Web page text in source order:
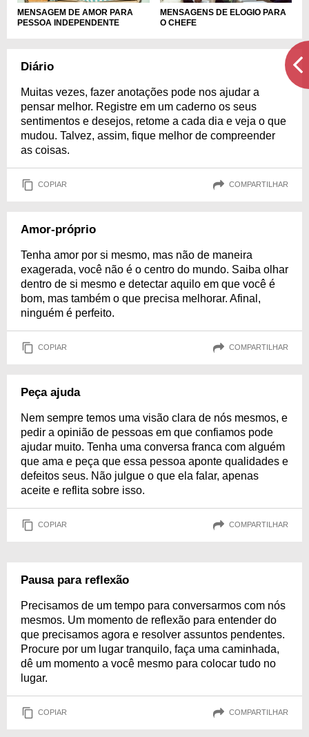
MENSAGEM DE AMOR PARA
PESSOA INDEPENDENTE
MENSAGENS DE ELOGIO PARA
O CHEFE
Diário
Muitas vezes, fazer anotações pode nos ajudar a
pensar melhor. Registre em um caderno os seus
sentimentos e desejos, retome a cada dia e veja o que
mudou. Talvez, assim, fique melhor de compreender
as coisas.
COPIAR COMPARTILHAR
Amor-próprio
Tenha amor por si mesmo, mas não de maneira
exagerada, você não é o centro do mundo. Saiba olhar
dentro de si mesmo e detectar aquilo em que você é
bom, mas também o que precisa melhorar. Afinal,
ninguém é perfeito.
COPIAR COMPARTILHAR
Peça ajuda
Nem sempre temos uma visão clara de nós mesmos, e
pedir a opinião de pessoas em que confiamos pode
ajudar muito. Tenha uma conversa franca com alguém
que ama e peça que essa pessoa aponte qualidades e
defeitos seus. Não julgue o que ela falar, apenas
aceite e reflita sobre isso.
COPIAR COMPARTILHAR
Pausa para reflexão
Precisamos de um tempo para conversarmos com nós
mesmos. Um momento de reflexão para entender do
que precisamos agora e resolver assuntos pendentes.
Procure por um lugar tranquilo, faça uma caminhada,
dê um momento a você mesmo para colocar tudo no
lugar.
COPIAR COMPARTILHAR